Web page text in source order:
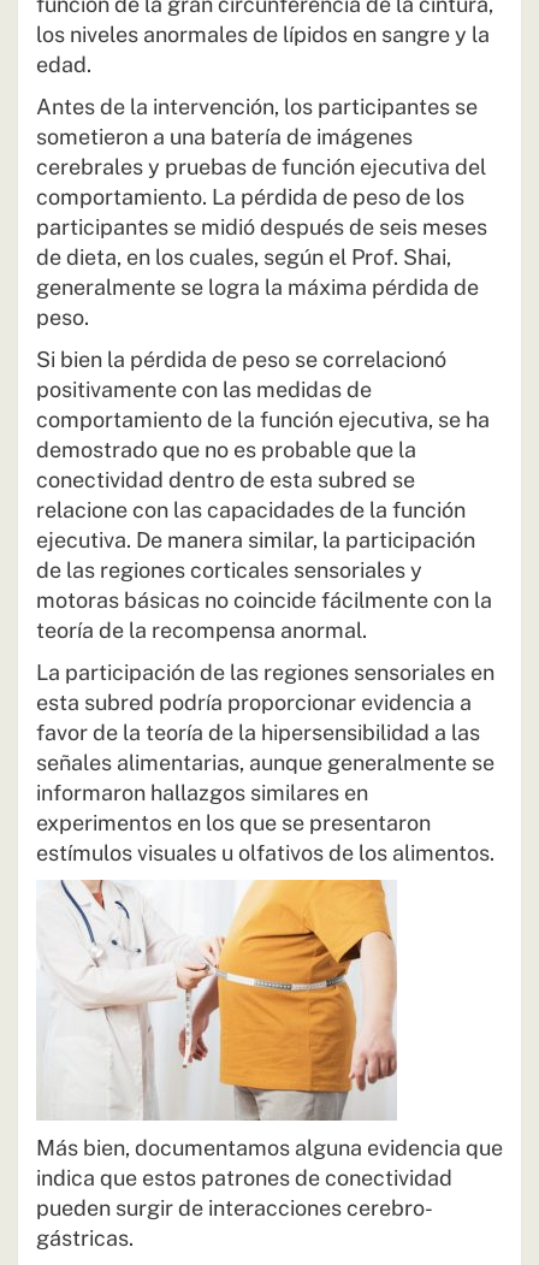
los niveles anormales de lípidos en sangre y la
edad.
Antes de la intervención, los participantes se
sometieron a una batería de imágenes
cerebrales y pruebas de función ejecutiva del
comportamiento. La pérdida de peso de los
participantes se midió después de seis meses
de dieta, en los cuales, según el Prof. Shai,
generalmente se logra la máxima pérdida de
peso.
Si bien la pérdida de peso se correlacionó
positivamente con las medidas de
comportamiento de la función ejecutiva, se ha
demostrado que no es probable que la
conectividad dentro de esta subred se
relacione con las capacidades de la función
ejecutiva. De manera similar, la participación
de las regiones corticales sensoriales y
motoras básicas no coincide fácilmente con la
teoría de la recompensa anormal.
La participación de las regiones sensoriales en
esta subred podría proporcionar evidencia a
favor de la teoría de la hipersensibilidad a las
señales alimentarias, aunque generalmente se
informaron hallazgos similares en
experimentos en los que se presentaron
estímulos visuales u olfativos de los alimentos.
Más bien, documentamos alguna evidencia que
indica que estos patrones de conectividad
pueden surgir de interacciones cerebro-
gástricas.